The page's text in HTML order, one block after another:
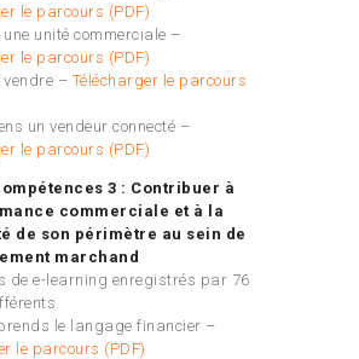
le parcours (PDF)
une unité commerciale –
le parcours (PDF)
– Télécharger le parcours
un vendeur connecté –
le parcours (PDF)
3 : Contribuer à
commerciale et à la
de son périmètre au sein de
marchand
de e-learning enregistrés par 76
le langage financier –
le parcours (PDF)